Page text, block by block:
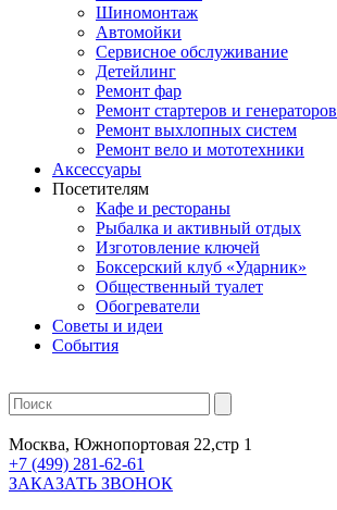
Шиномонтаж
Автомойки
Сервисное обслуживание
Детейлинг
Ремонт фар
Ремонт стартеров и генераторов
Ремонт выхлопных систем
Ремонт вело и мототехники
Аксессуары
Посетителям
Кафе и рестораны
Рыбалка и активный отдых
Изготовление ключей
Боксерский клуб «Ударник»
Общественный туалет
Обогреватели
Советы и идеи
События
Москва, Южнопортовая 22,стр 1
+7 (499) 281-62-61
ЗАКАЗАТЬ ЗВОНОК